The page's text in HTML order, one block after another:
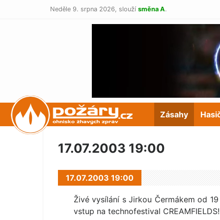
Neděle 9. srpna 2026, slouží směna A.
POŽÁRY.cz Zásahy
17.07.2003 19:00
17.07.2003 19:00
Živé vysílání s Jirkou Čermákem od
vstup na technofestival